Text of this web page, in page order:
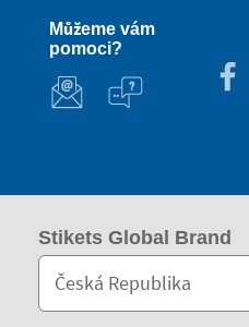
Můžeme vám
pomoci?
Stikets Global Brand
Česká Republika